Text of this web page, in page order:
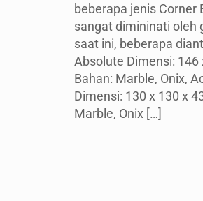
beberapa jenis Corner
sangat dimininati oleh
saat ini, beberapa
Absolute Dimensi: 146
Bahan: Marble, Onix,
Dimensi: 130 x 130 x
Marble, Onix[…]